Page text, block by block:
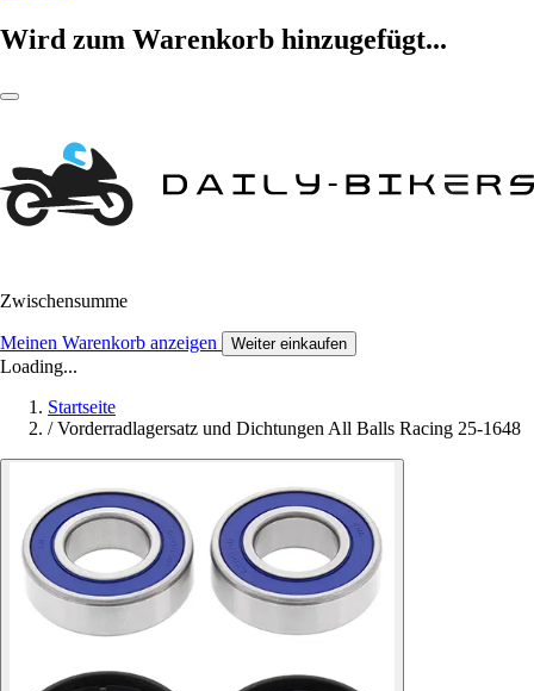
Wird zum Warenkorb hinzugefügt...
Zwischensumme
Meinen Warenkorb anzeigen Weiter einkaufen
Loading...
Startseite
/ Vorderradlagersatz und Dichtungen All Balls Racing 25-1648